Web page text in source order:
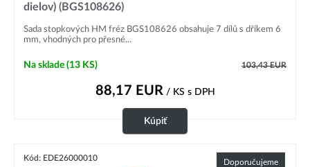
dielov) (BGS108626)
Sada stopkových HM fréz BGS108626 obsahuje 7 dílů s dříkem 6
mm, vhodných pro přesné...
Na sklade (13 KS) 103,43EUR
88,17 EUR / KS s DPH
Kúpiť
Kód: EDE26000010 Doporučujeme